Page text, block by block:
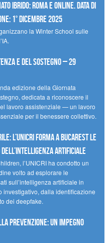
Ibrido: Roma e online. Data di
1° dicembre 2025
la Winter School sulle
e del sostegno – 29
edizione della Giornata
dedicata a riconoscere il
lavoro assistenziale — un lavoro
per il benessere collettivo.
l’UNICRI forma a Bucarest le
dell’Intelligenza Artificiale
l’UNICRI ha condotto un
volto ad esplorare le
sull’intelligenza artificiale in
investigativo, dalla identificazione
dei deepfake.
Prevenzione: un impegno